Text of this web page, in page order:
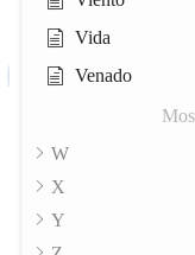
Vida
Venado
W
X
Y